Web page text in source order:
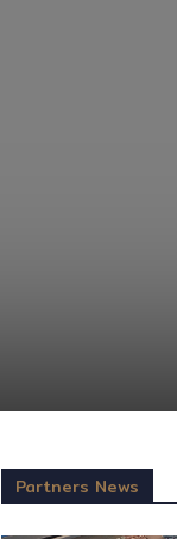
Partners News